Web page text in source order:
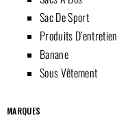
Sac De Sport
Produits D’entretien
Banane
Sous Vêtement
MARQUES